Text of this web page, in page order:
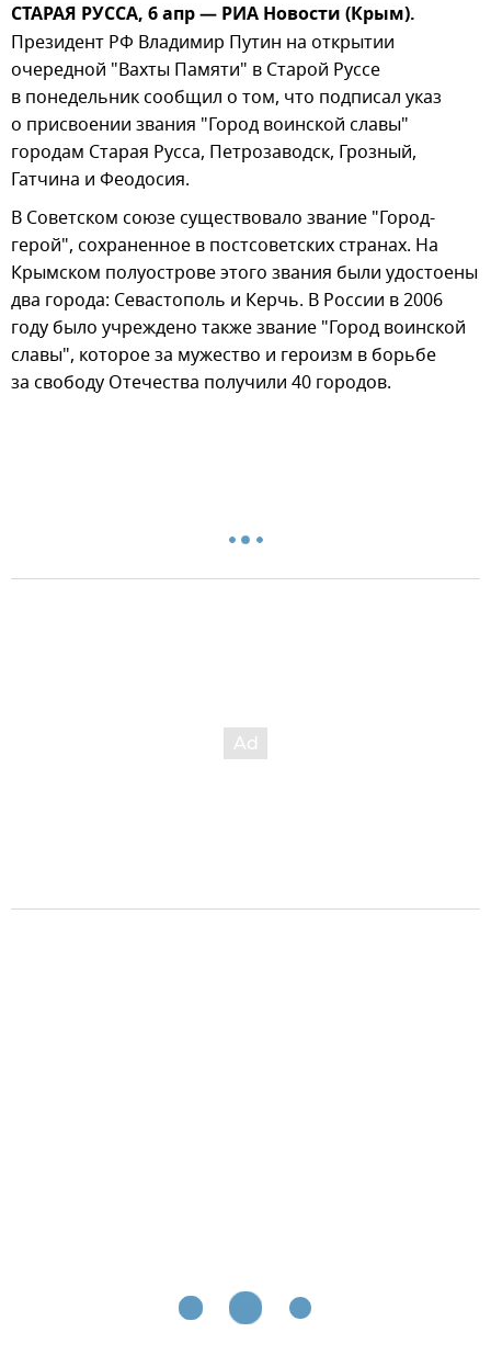
СТАРАЯ РУССА, 6 апр — РИА Новости (Крым).
Президент РФ Владимир Путин на открытии
очередной "Вахты Памяти" в Старой Руссе
в понедельник сообщил о том, что подписал указ
о присвоении звания "Город воинской славы"
городам Старая Русса, Петрозаводск, Грозный,
Гатчина и Феодосия.
В Советском союзе существовало звание "Город-
герой", сохраненное в постсоветских странах. На
Крымском полуострове этого звания были удостоены
два города: Севастополь и Керчь. В России в 2006
году было учреждено также звание "Город воинской
славы", которое за мужество и героизм в борьбе
за свободу Отечества получили 40 городов.